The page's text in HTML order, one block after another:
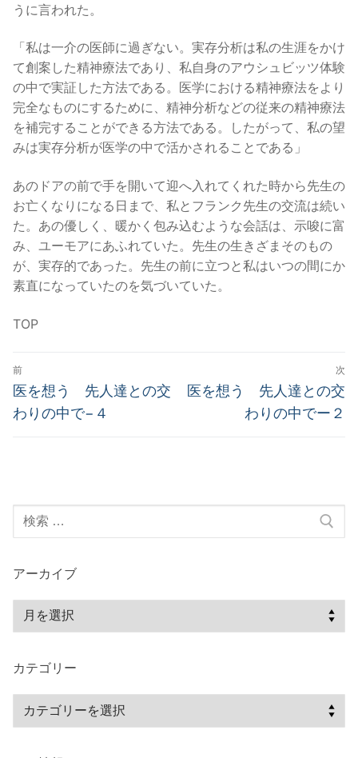
うに言われた。
「私は一介の医師に過ぎない。実存分析は私の生涯をかけ
て創案した精神療法であり、私自身のアウシュビッツ体験
の中で実証した方法である。医学における精神療法をより
完全なものにするために、精神分析などの従来の精神療法
を補完することができる方法である。したがって、私の望
みは実存分析が医学の中で活かされることである」
あのドアの前で手を開いて迎へ入れてくれた時から先生の
お亡くなりになる日まで、私とフランク先生の交流は続い
た。あの優しく、暖かく包み込むような会話は、示唆に富
み、ユーモアにあふれていた。先生の生きざまそのもの
が、実存的であった。先生の前に立つと私はいつの間にか
素直になっていたのを気づいていた。
TOP
投
稿
ナ
シ
ン
前
前
の
医を想う 先人達との交
わりの中で−４
次
次
医を想う 先人達との交
わりの中でー２
検
索:
アーカイブ
イ
カテゴリー